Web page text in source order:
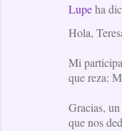
Lupeha
Hola,
Mi
que reza:
Gracias,
que nos